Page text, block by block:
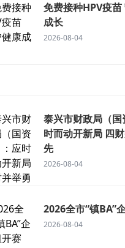
免费接种HPV疫
成长
2026-08-04
泰兴市财政局（
时而动开新局 四
先
2026-08-04
2026全市“镇BA”
2026-08-04